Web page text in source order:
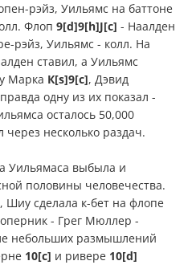
рэйз, Уильямс на баттоне
Флоп 9[d]9[h]J[c] - Наалден
рэйз, Уильямс - колл. На
ставил, а Уильямс
Марка К[s]9[c], Дэвид
одну из их показал -
осталось 50,000
несколько раздач.
Уильямаса выбыла и
половины человечества.
Шиу сделала к-бет на флопе
- Грег Мюллер -
небольших размышлений
10[c] и ривере 10[d]